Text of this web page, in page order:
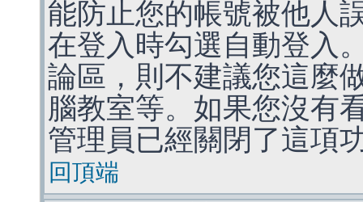
能防止您的帳號被他人
在登入時勾選自動登入
論區，則不建議您這麼
腦教室等。如果您沒有
管理員已經關閉了這項
回頂端